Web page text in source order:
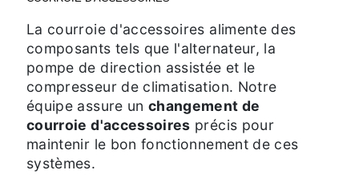
La courroie d'accessoires alimente des
composants tels que l'alternateur, la
pompe de direction assistée et le
compresseur de climatisation. Notre
équipe assure un changement de
courroie d'accessoires précis pour
maintenir le bon fonctionnement de ces
systèmes.